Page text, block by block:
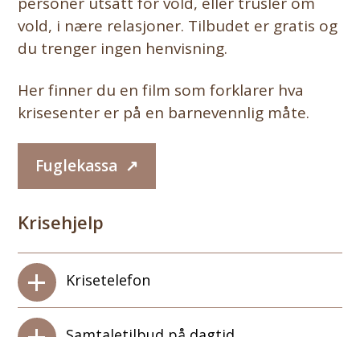
vold, i nære relasjoner. Tilbudet er gratis og
du trenger ingen henvisning.
Her finner du en film som forklarer hva
krisesenter er på en barnevennlig måte.
Fuglekassa
Krisehjelp
Krisetelefon